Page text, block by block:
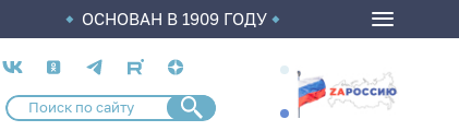
ОСНОВАН В 1909 ГОДУ
Социальные
сети